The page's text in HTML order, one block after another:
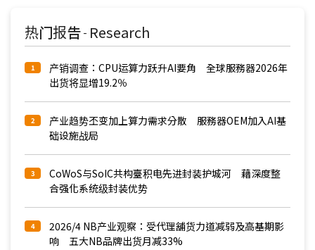
热门报告 - Research
1
产销调查：CPU运算力跃升AI要角 全球服務器2026年
出货将显增19.2％
2
产业趋势丕变加上算力需求分散 服務器OEM加入AI基
础设施战局
3
CoWoS与SoIC共构臺积电先进封装护城河 藉深度整
合强化系统级封装优势
4
2026/4 NB产业观察：受代理舖货力道减弱及高基期影
响 五大NB品牌出货月减33%